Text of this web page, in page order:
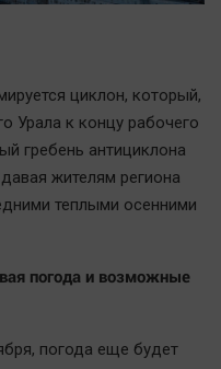
циклон, который,
Урала к концу рабочего
гребень антициклона
жителям региона
теплыми осенними
погода и возможные
погода еще будет